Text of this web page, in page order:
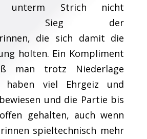
unterm Strich nicht
Sieg der
die sich damit die
holten. Ein Kompliment
man trotz Niederlage
haben viel Ehrgeiz und
und die Partie bis
gehalten, auch wenn
spieltechnisch mehr